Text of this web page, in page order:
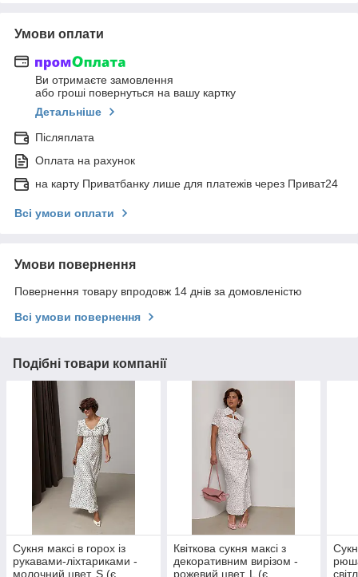
Умови оплати
Ви отримаєте замовлення
або гроші повернуться на вашу картку
Детальніше
Післяплата
Оплата на рахунок
на карту Приватбанку лише для платежів через Приват24
Всі умови оплати
Умови повернення
Повернення товару впродовж 14 днів за домовленістю
Всі умови повернення
Подібні товари компанії
Сукня максі в горох із
рукавами-ліхтариками -
молочний цвет, S (є
Квіткова сукня максі з
декоративним вирізом -
рожевий цвет, L (є